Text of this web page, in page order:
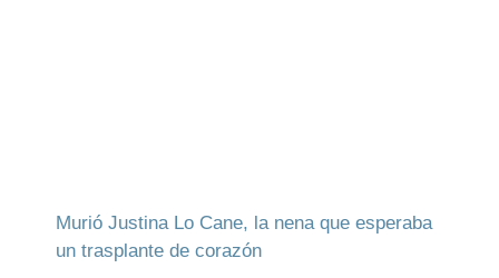
Murió Justina Lo Cane, la nena que esperaba
un trasplante de corazón